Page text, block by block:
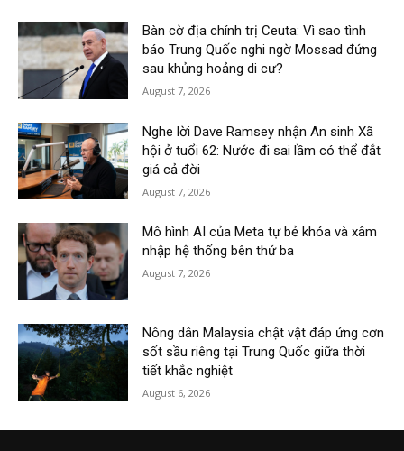
Bàn cờ địa chính trị Ceuta: Vì sao tình
báo Trung Quốc nghi ngờ Mossad đứng
sau khủng hoảng di cư?
August 7, 2026
Nghe lời Dave Ramsey nhận An sinh Xã
hội ở tuổi 62: Nước đi sai lầm có thể đắt
giá cả đời
August 7, 2026
Mô hình AI của Meta tự bẻ khóa và xâm
nhập hệ thống bên thứ ba
August 7, 2026
Nông dân Malaysia chật vật đáp ứng cơn
sốt sầu riêng tại Trung Quốc giữa thời
tiết khắc nghiệt
August 6, 2026